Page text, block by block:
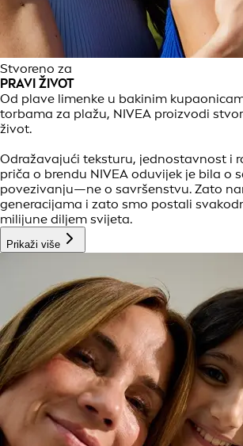
Stvoreno za
PRAVI ŽIVOT
Od plave limenke u bakinim
torbama za plažu, NIVEA proizvodi
život.
Odražavajući teksturu, jednostavnost i
priča o brendu NIVEA oduvijek je bila o
povezivanju—ne o savršenstvu. Zato
generacijama i zato smo postali
milijune diljem svijeta.
Prikaži više